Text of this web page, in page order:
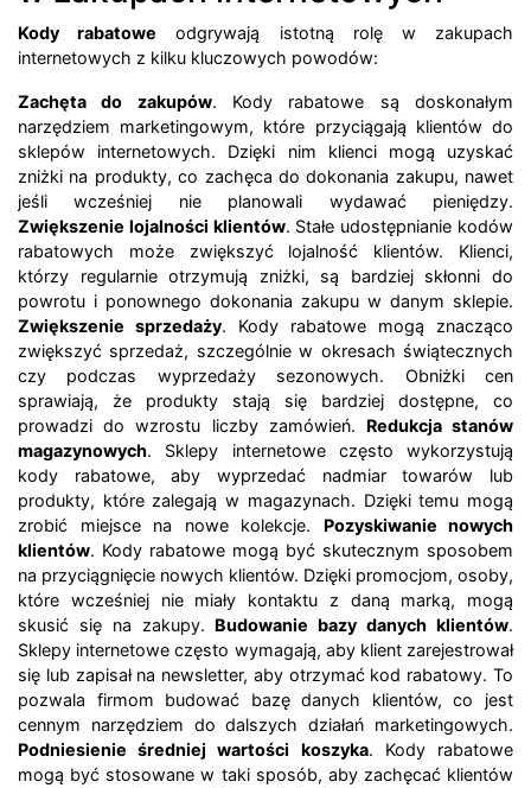
Kody rabatowe odgrywają istotną rolę w zakupach
internetowych z kilku kluczowych powodów:
Zachęta do zakupów. Kody rabatowe są doskonałym
narzędziem marketingowym, które przyciągają klientów do
sklepów internetowych. Dzięki nim klienci mogą uzyskać
zniżki na produkty, co zachęca do dokonania zakupu, nawet
jeśli wcześniej nie planowali wydawać pieniędzy.
Zwiększenie lojalności klientów. Stałe udostępnianie kodów
rabatowych może zwiększyć lojalność klientów. Klienci,
którzy regularnie otrzymują zniżki, są bardziej skłonni do
powrotu i ponownego dokonania zakupu w danym sklepie.
Zwiększenie sprzedaży. Kody rabatowe mogą znacząco
zwiększyć sprzedaż, szczególnie w okresach świątecznych
czy podczas wyprzedaży sezonowych. Obniżki cen
sprawiają, że produkty stają się bardziej dostępne, co
prowadzi do wzrostu liczby zamówień. Redukcja stanów
magazynowych. Sklepy internetowe często wykorzystują
kody rabatowe, aby wyprzedać nadmiar towarów lub
produkty, które zalegają w magazynach. Dzięki temu mogą
zrobić miejsce na nowe kolekcje. Pozyskiwanie nowych
klientów. Kody rabatowe mogą być skutecznym sposobem
na przyciągnięcie nowych klientów. Dzięki promocjom, osoby,
które wcześniej nie miały kontaktu z daną marką, mogą
skusić się na zakupy. Budowanie bazy danych klientów.
Sklepy internetowe często wymagają, aby klient zarejestrował
się lub zapisał na newsletter, aby otrzymać kod rabatowy. To
pozwala firmom budować bazę danych klientów, co jest
cennym narzędziem do dalszych działań marketingowych.
Podniesienie średniej wartości koszyka. Kody rabatowe
mogą być stosowane w taki sposób, aby zachęcać klientów